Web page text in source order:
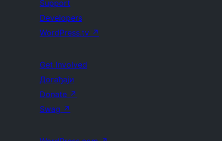
Support
Developers
WordPress.tv ↗
Get Involved
Догађаји
Donate ↗
Swag ↗